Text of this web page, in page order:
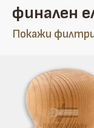
финален
Покажи